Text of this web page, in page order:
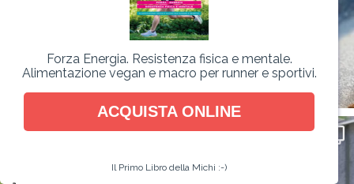
Forza Energia. Resistenza fisica e mentale.
Alimentazione vegan e macro per runner e sportivi.
ACQUISTA ONLINE
Il Primo Libro della Michi :-)